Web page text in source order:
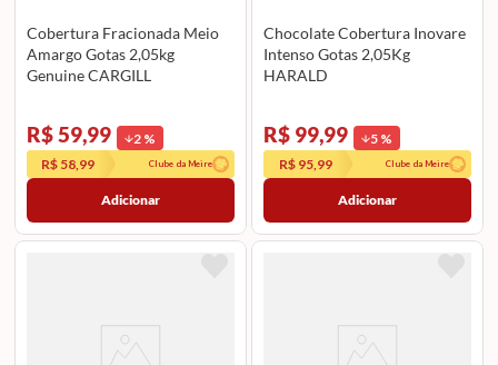
Cobertura Fracionada Meio
Amargo Gotas 2,05kg
Genuine CARGILL
R$ 59,99 2%
R$ 58,99
Clube da Meire
Adicionar
Chocolate Cobertura Inovare
Intenso Gotas 2,05Kg
HARALD
R$ 99,99 5 %
R$ 95,99
Clube da Meire
Adicionar